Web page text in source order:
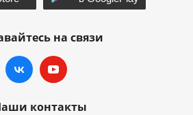
на связи
контакты